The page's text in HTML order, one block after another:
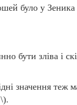
було у
бути зліва і
значення теж
.